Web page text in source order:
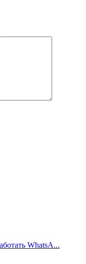
WhatsA...